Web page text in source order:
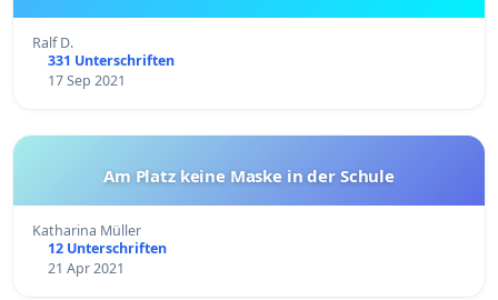
Ralf D.
331 Unterschriften
17 Sep 2021
Am Platz keine Maske in der Schule
Katharina Müller
12 Unterschriften
21 Apr 2021